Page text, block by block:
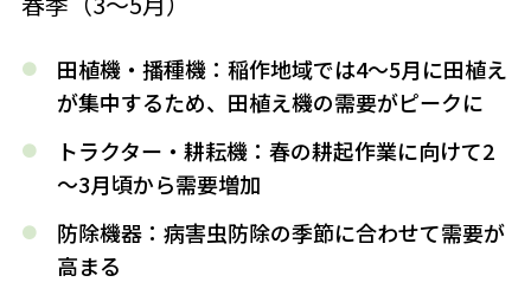
田植機・播種機：稲作地域では4～5月に田植え
が集中するため、田植え機の需要がピークに
トラクター・耕耘機：春の耕起作業に向けて2
～3月頃から需要増加
防除機器：病害虫防除の季節に合わせて需要が
高まる